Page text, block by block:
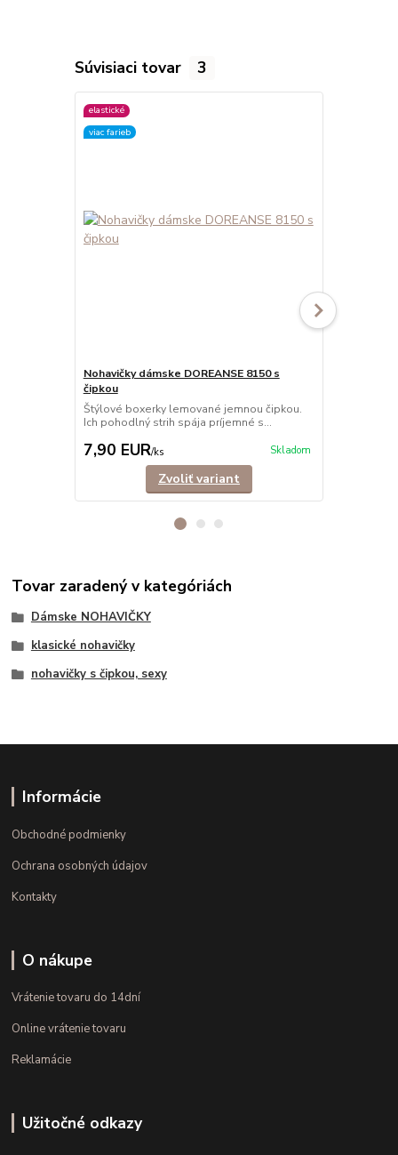
Súvisiaci tovar 3
elastické
viac farieb
Nohavičky dámske DOREANSE 8150 s
čipkou
Štýlové boxerky lemované jemnou čipkou.
Ich pohodlný strih spája príjemné s...
7,90 EUR/ks Skladom
Zvoliť variant
Tovar zaradený v kategóriách
Dámske NOHAVIČKY
klasické nohavičky
nohavičky s čipkou, sexy
Informácie
Obchodné podmienky
Ochrana osobných údajov
Kontakty
O nákupe
Vrátenie tovaru do 14dní
Online vrátenie tovaru
Reklamácie
Užitočné odkazy